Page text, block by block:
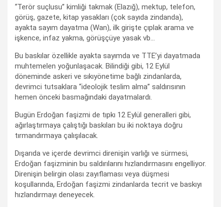
“Terör suçlusu” kimliği takmak (Elazığ), mektup, telefon,
görüş, gazete, kitap yasakları (çok sayıda zindanda),
ayakta sayım dayatma (Wan), ilk girişte çıplak arama ve
işkence, infaz yakma, görüşçüye yasak vb…
Bu baskılar özellikle ayakta sayımda ve TTE’yi dayatmada
muhtemelen yoğunlaşacak. Bilindiği gibi, 12 Eylül
döneminde askeri ve sıkıyönetime bağlı zindanlarda,
devrimci tutsaklara “ideolojik teslim alma” saldırısının
hemen önceki basmağındaki dayatmalardı.
Bugün Erdoğan faşizmi de tıpkı 12 Eylül generalleri gibi,
ağırlaştırmaya çalıştığı baskıları bu iki noktaya doğru
tırmandırmaya çalışılacak.
Dışarıda ve içerde devrimci direnişin varlığı ve sürmesi,
Erdoğan faşizminin bu saldırılarını hızlandırmasını engelliyor.
Direnişin belirgin olası zayıflaması veya düşmesi
koşullarında, Erdoğan faşizmi zindanlarda tecrit ve baskıyı
hızlandırmayı deneyecek.